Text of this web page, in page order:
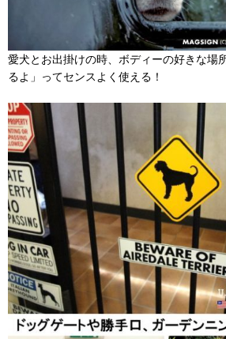
愛犬とお出掛けの時、ボディーの好きな場
るよ」ってセンスよく使える！